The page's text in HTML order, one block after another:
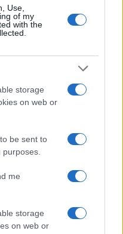
Use,
of my
with the
storage
on web or
be sent to
me
storage
on web or